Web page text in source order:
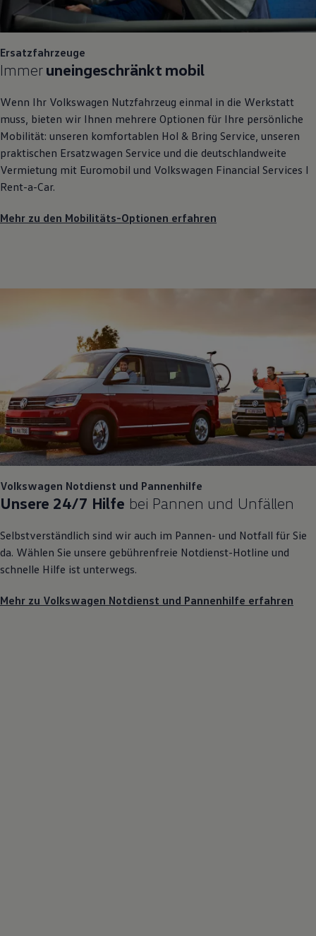
Ersatzfahrzeuge
Immeruneingeschränkt mobil
Wenn Ihr Volkswagen Nutzfahrzeug einmal in die Werkstatt
muss, bieten wir Ihnen mehrere Optionen für Ihre persönliche
Mobilität: unseren komfortablen Hol & Bring Service, unseren
praktischen Ersatzwagen Service und die deutschlandweite
Vermietung mit Euromobil und Volkswagen Financial Services I
Rent-a-Car.
Mehr zu den Mobilitäts-Optionen erfahren
Volkswagen Notdienst und Pannenhilfe
Unsere 24/7 Hilfe bei Pannen und Unfällen
Selbstverständlich sind wir auch im Pannen- und Notfall für Sie
da. Wählen Sie unsere gebührenfreie Notdienst-Hotline und
schnelle Hilfe ist unterwegs.
Mehr zu Volkswagen Notdienst und Pannenhilfe erfahren